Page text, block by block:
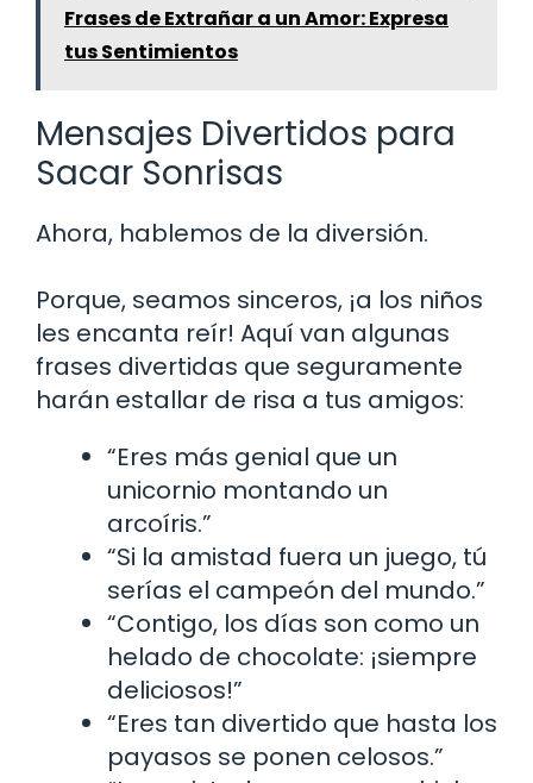
Frases de Extrañar a un Amor: Expresa
tus Sentimientos
Mensajes Divertidos para
Sacar Sonrisas
Ahora, hablemos de la diversión.
Porque, seamos sinceros, ¡a los niños
les encanta reír! Aquí van algunas
frases divertidas que seguramente
harán estallar de risa a tus amigos:
“Eres más genial que un
unicornio montando un
arcoíris.”
“Si la amistad fuera un juego, tú
serías el campeón del mundo.”
“Contigo, los días son como un
helado de chocolate: ¡siempre
deliciosos!”
“Eres tan divertido que hasta los
payasos se ponen celosos.”